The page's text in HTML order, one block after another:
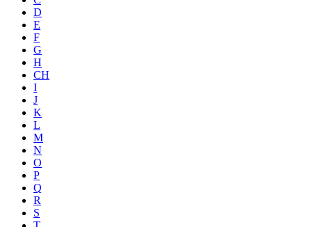
D
E
F
G
H
CH
I
J
K
L
M
N
O
P
Q
R
S